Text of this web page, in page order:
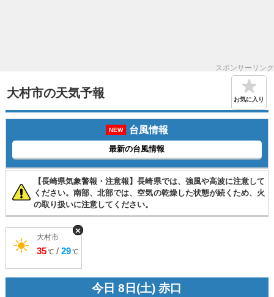
スポンサーリンク
大村市の天気予報 お気に入り
NEW 台風情報
最新の台風情報
【長崎県気象警報・注意報】長崎県では、強風や高波に注意して
ください。南部、北部では、空気の乾燥した状態が続くため、火
の取り扱いに注意してください。
大村市
35℃/ 29℃
×
今日 8日(土) 赤口